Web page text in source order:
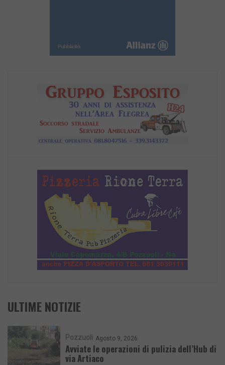
ULTIME NOTIZIE
Pozzuoli Agosto 9, 2026
Avviate le operazioni di pulizia dell’Hub di
via Artiaco